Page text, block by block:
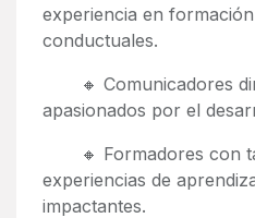
experiencia en
conductuales.
🔸 Comunicadores
apasionados por el
🔸 Formadores con
experiencias de
impactantes.